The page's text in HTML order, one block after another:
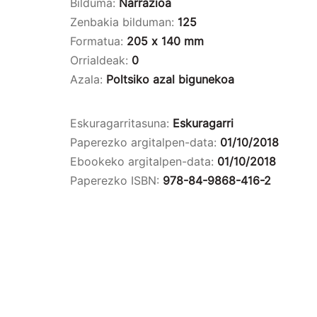
Bilduma: Narrazioa
Zenbakia bilduman: 125
Formatua: 205 x 140 mm
Orrialdeak: 0
Azala: Poltsiko azal bigunekoa
Eskuragarritasuna: Eskuragarri
Paperezko argitalpen-data: 01/10/2018
Ebookeko argitalpen-data: 01/10/2018
Paperezko ISBN: 978-84-9868-416-2